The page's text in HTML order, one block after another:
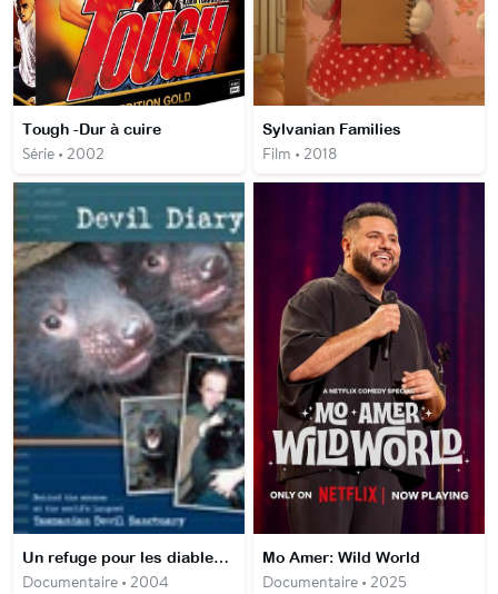
Tough -Dur à cuire
Série • 2002
Sylvanian Families
Film • 2018
Un refuge pour les diables de Tasmanie
Documentaire • 2004
Mo Amer: Wild World
Documentaire • 2025